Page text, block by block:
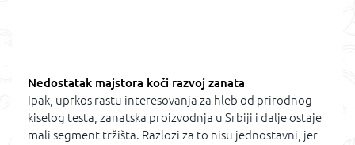
Nedostatak majstora koči razvoj zanata
Ipak, uprkos rastu interesovanja za hleb od prirodnog
kiselog testa, zanatska proizvodnja u Srbiji i dalje ostaje
mali segment tržišta. Razlozi za to nisu jednostavni, jer